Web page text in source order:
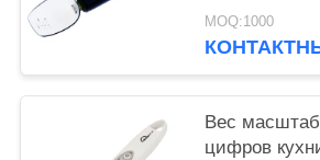
ответ
безопасный
MOQ:1000
Вес
цифров